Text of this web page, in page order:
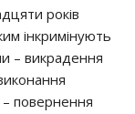
років
інкримінують
– викрадення
– повернення